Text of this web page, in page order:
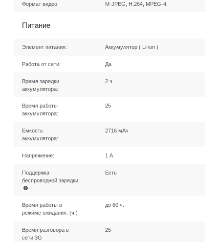
Формат видео: M-JPEG, H.264, MPEG-4,
Питание
Элемент питания: Аккумулятор ( Li-ion )
Работа от сети: Да
Время зарядки
аккумулятора:
2 ч.
Время работы
аккумулятора:
25
Ёмкость
аккумулятора:
2716 мАч
Напряжение: 1 А
Поддержка
беспроводной зарядки:
Есть
Время работы в
режиме ожидания: (ч.)
до 60 ч.
Время разговора в
сети 3G
25